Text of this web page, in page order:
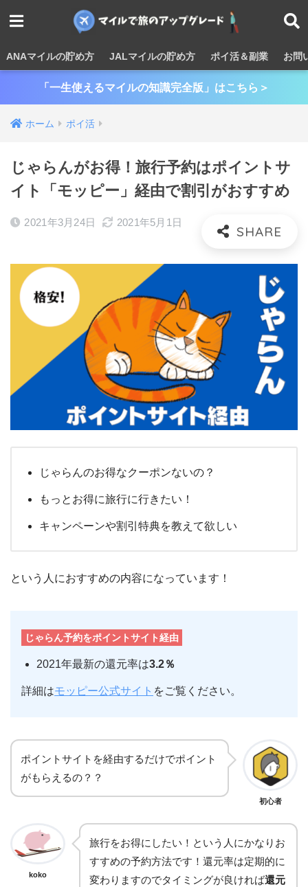
ANAマイルの貯め方 JALマイルの貯め方 ポイ活＆副業 お問
「一生使えるマイルの知識完全版」はこちら＞
ホーム ポイ活
じゃらんがお得！旅行予約はポイントサ
イト「モッピー」経由で割引がおすすめ
2021年3月24日 2021年5月1日
じゃらんのお得なクーポンないの？
もっとお得に旅行に行きたい！
キャンペーンや割引特典を教えて欲しい
という人におすすめの内容になっています！
じゃらん予約をポイントサイト経由
2021年最新の還元率は3.2％
詳細はモッピー公式サイト をご覧ください。
ポイントサイトを経由するだけでポイント
がもらえるの？？
初心者
koko
旅行をお得にしたい！という人にかなりお
すすめの予約方法です！還元率は定期的に
変わりますのでタイミングが良ければ還元